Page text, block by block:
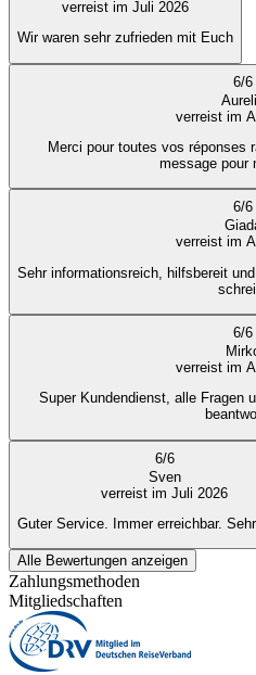
verreist im Juli 2026
Wir waren sehr zufrieden mit Euch
6/6
verreist im
Merci pour toutes vos réponses
message pour
6/6
verreist im
Sehr informationsreich, hilfsbereit
6/6
verreist im
Super Kundendienst, alle Fragen
6/6
Sven
verreist im Juli 2026
Guter Service. Immer erreichbar.
Alle Bewertungen anzeigen
Zahlungsmethoden
Mitgliedschaften